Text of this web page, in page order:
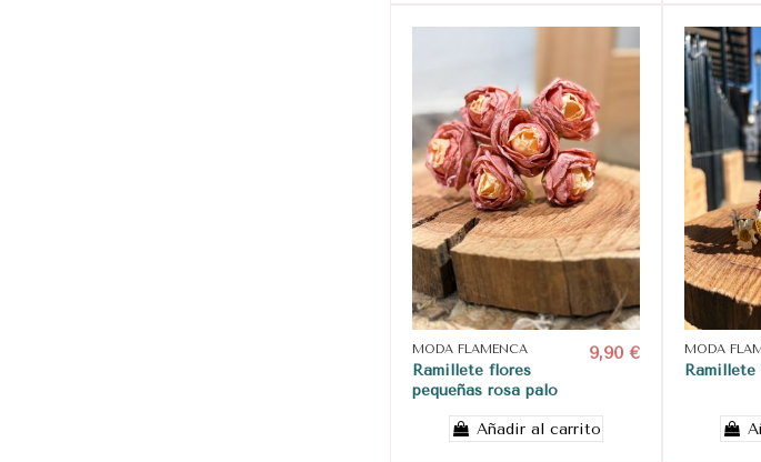
MODA FLAMENCA
Ramillete flores
pequeñas rosa palo
9,90 €
Añadir al carrito
MODA